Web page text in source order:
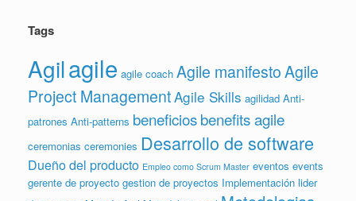
Tags
Agilagile agile coach Agile manifestoAgile
Project ManagementAgile Skills agilidad Anti-
patrones Anti-patterns beneficiosbenefits agile
ceremonias ceremonies Desarrollo de software
Dueño del producto Empleo como Scrum Master eventos events
gerente de proyecto gestion de proyectos Implementación lider